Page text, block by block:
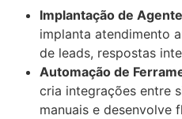
Implantação de
implanta atendimento
de leads, respostas
Automação de
cria integrações entre
manuais e desenvolve